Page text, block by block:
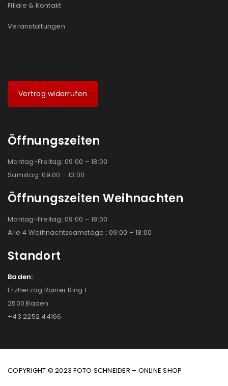
Filiale & Kontakt
Veranstaltungen
Vertrag widerrufen
Öffnungszeiten
Montag-Freitag: 09:00 – 18:00
Samstag: 09:00 – 13:00
Öffnungszeiten Weihnachten
Montag-Freitag: 09:00 – 18:00
Alle 4 Weihnachtssamstage : 09:00 – 18:00
Standort
Baden:
Erzherzog Rainer Ring 1
2500 Baden
+43 2252 44166
COPYRIGHT © 2023 FOTO SCHNEIDER – ONLINE SHOP